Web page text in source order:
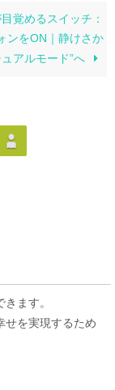
覚めるスイッチ：
ンをON｜静けさか
アルモード”へ
ます。
せを実現するため